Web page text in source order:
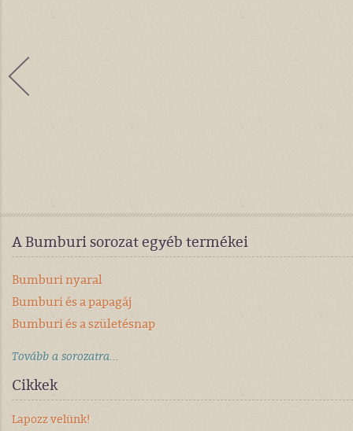
A Bumburi sorozat egyéb termékei
Bumburi nyaral
Bumburi és a papagáj
Bumburi és a születésnap
Tovább a sorozatra...
Cikkek
Lapozz velünk!